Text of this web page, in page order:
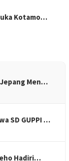
Kotamo…
Men…
SD GUPPI …
Hadiri…